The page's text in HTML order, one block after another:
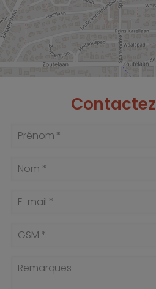
Contactez
Prénom *
Nom *
E-mail *
GSM *
Remarques